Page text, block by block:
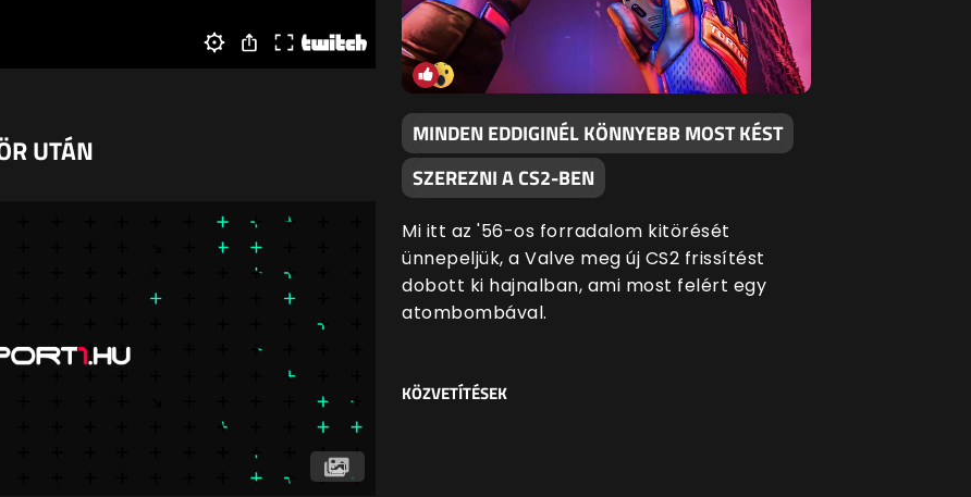
UTÁN
MINDEN EDDIGINÉL KÖNNYEBB MOST KÉST
SZEREZNI A CS2-BEN
Mi itt az '56-os forradalom kitörését
ünnepeljük, a Valve meg új CS2 frissítést
dobott ki hajnalban, ami most felért egy
atombombával.
KÖZVETÍTÉSEK